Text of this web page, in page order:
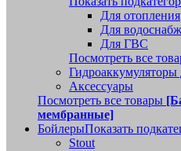
Для отопления
Для
Для ГВС
Посмотреть все
Аксессуары
Посмотреть все товары
мембранные]
БойлерыПоказать
Stout